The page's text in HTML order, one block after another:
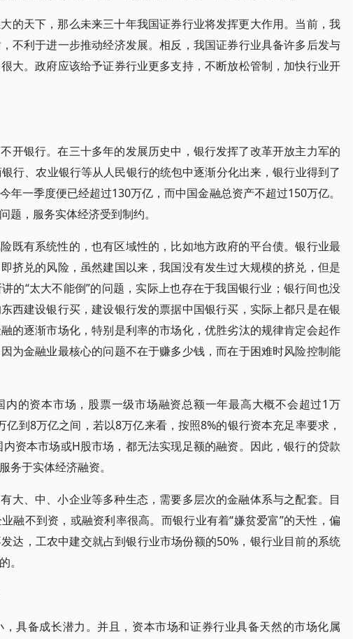
的天下，那么未来三十年我国证券行业将发挥更大作用。当前，我
不利于进一步推动经济发展。相反，我国证券行业具备许多后发与
大。政府应该给予证券行业更多支持，不断放松管制，加快行业开
开银行。在三十多年的发展历史中，银行发挥了改革开放主力军的
行、农业银行等从人民银行的统包中逐渐分化出来，银行业得到了
年一季度便已经超过130万亿，而中国金融总资产不超过150万亿。
题，服务实体经济受到制约。
既有系统性的，也有区域性的，比如地方政府的平台债。银行业最
挤兑的风险，虽然建国以来，我国没有发生过大规模的挤兑，但是
的“太大不能倒”的问题，实际上也存在于我国银行业；银行间也没
西建设银行买，建设银行发的票据中国银行买，实际上都只是在银
的逐渐市场化，特别是利率的市场化，优胜劣汰的规律肯定会起作
为金融业最核心的问题不在于赚多少钱，而在于困难时风险控制能
的资本市场，股票一级市场融资总额一年最高大概不会超过1万
到8万亿之间，若以8万亿来看，按照8%的银行资本充足率要求，
资本市场或H股市场，都无法实现足额的融资。因此，银行的贷款
务于实体经济融资。
大、中、小企业等多种生态，需要多层次的金融体系与之配套。目
融不到资，或融资利率很高。而银行业有着“嫌贫爱富”的天性，偏
达，工农中建交就占到银行业市场份额的50%，银行业目前的系统
。
具备成长潜力。并且，资本市场和证券行业具备天然的市场化属